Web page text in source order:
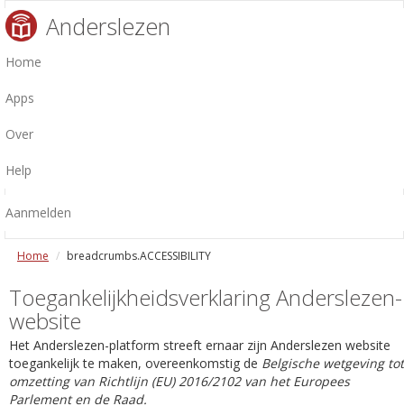
Anderslezen
Home
Apps
Over
Help
Aanmelden
Home breadcrumbs.ACCESSIBILITY
Toegankelijkheidsverklaring Anderslezen-
website
Het Anderslezen-platform streeft ernaar zijn Anderslezen website
toegankelijk te maken, overeenkomstig de Belgische wetgeving tot
omzetting van Richtlijn (EU) 2016/2102 van het Europees
Parlement en de Raad.